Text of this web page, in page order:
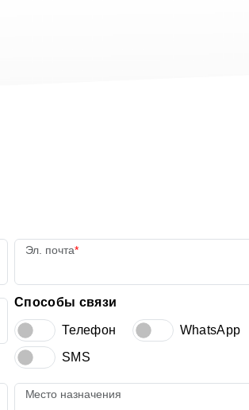
Эл. почта
Способы связи
Телефон
WhatsApp
SMS
Место назначения